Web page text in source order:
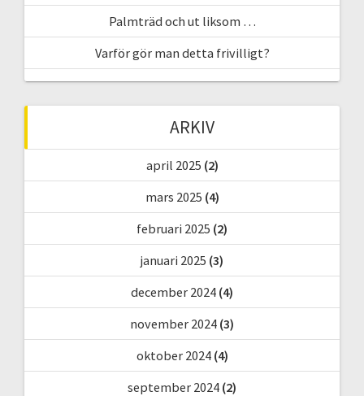
Palmträd och ut liksom …
Varför gör man detta frivilligt?
ARKIV
april 2025 (2)
mars 2025 (4)
februari 2025 (2)
januari 2025 (3)
december 2024 (4)
november 2024 (3)
oktober 2024(4)
september 2024 (2)